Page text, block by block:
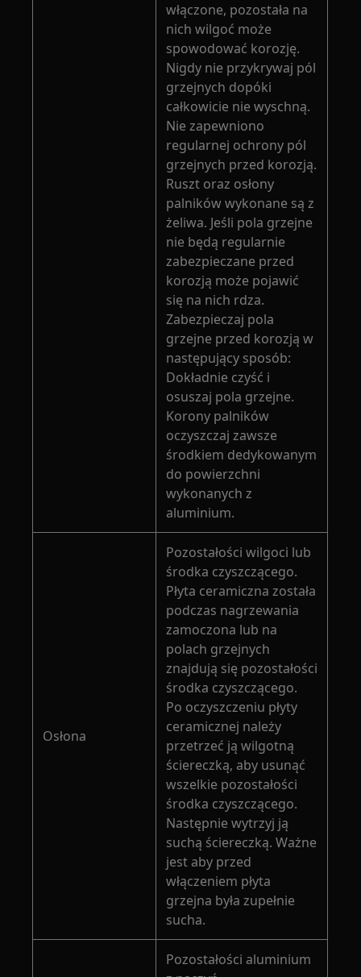
włączone, pozostała na
nich wilgoć może
spowodować korozję.
Nigdy nie przykrywaj pól
grzejnych dopóki
całkowicie nie wyschną.
Nie zapewniono
regularnej ochrony pól
grzejnych przed korozją.
Ruszt oraz osłony
palników wykonane są z
żeliwa. Jeśli pola grzejne
nie będą regularnie
zabezpieczane przed
korozją może pojawić
się na nich rdza.
Zabezpieczaj pola
grzejne przed korozją w
następujący sposób:
Dokładnie czyść i
osuszaj pola grzejne.
Korony palników
oczyszczaj zawsze
środkiem dedykowanym
do powierzchni
wykonanych z
aluminium.
Osłona
Pozostałości wilgoci lub
środka czyszczącego.
Płyta ceramiczna została
podczas nagrzewania
zamoczona lub na
polach grzejnych
znajdują się pozostałości
środka czyszczącego.
Po oczyszczeniu płyty
ceramicznej należy
przetrzeć ją wilgotną
ściereczką, aby usunąć
wszelkie pozostałości
środka czyszczącego.
Następnie wytrzyj ją
suchą ściereczką. Ważne
jest aby przed
włączeniem płyta
grzejna była zupełnie
sucha.
Pozostałości aluminium